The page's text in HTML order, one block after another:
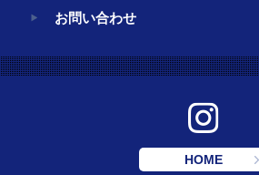
お問い合わせ
HOME